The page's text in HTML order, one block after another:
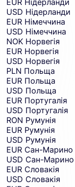
USD Нідерланди
EUR Німеччина
USD Німеччина
NOK Норвегія
EUR Норвегія
USD Норвегія
PLN Польща
EUR Польща
USD Польща
EUR Португалія
USD Португалія
RON Румунія
EUR Румунія
USD Румунія
EUR Сан-Марино
USD Сан-Марино
EUR Словакія
USD Словакія